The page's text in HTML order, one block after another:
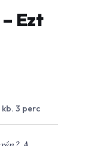
Ezt
3 perc